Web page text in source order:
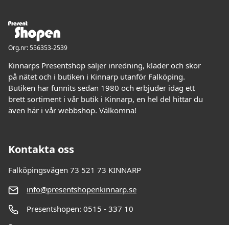
Org.nr: 556353-2539
Kinnarps Presentshop säljer inredning, kläder och skor
på nätet och i butiken i Kinnarp utanför Falköping.
Butiken har funnits sedan 1980 och erbjuder idag ett
brett sortiment i vår butik i Kinnarp, en hel del hittar du
även här i vår webbshop. Välkomna!
Kontakta oss
Falköpingsvägen 73 521 73 KINNARP
info@presentshopenkinnarp.se
Presentshopen: 0515 - 337 10